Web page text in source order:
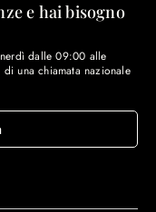
e hai bisogno
dalle 09:00 alle
una chiamata nazionale